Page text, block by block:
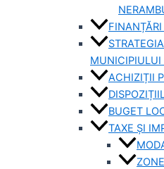
MUNICIPIULUI
ACHIZIȚII
BUGET
TAXE ȘI